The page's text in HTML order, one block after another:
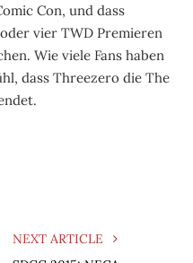
Con, und dass
vier TWD Premieren
Wie viele Fans haben
dass Threezero die The
NEXT ARTICLE